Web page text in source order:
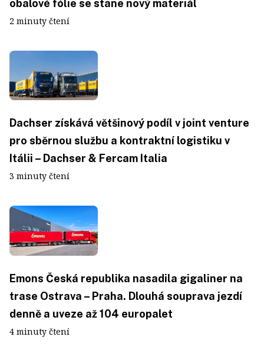
obalové fólie se stane nový materiál
2 minuty čtení
Dachser získává většinový podíl v joint venture
pro sběrnou službu a kontraktní logistiku v
Itálii – Dachser & Fercam Italia
3 minuty čtení
Emons Česká republika nasadila gigaliner na
trase Ostrava – Praha. Dlouhá souprava jezdí
denně a uveze až 104 europalet
4 minuty čtení